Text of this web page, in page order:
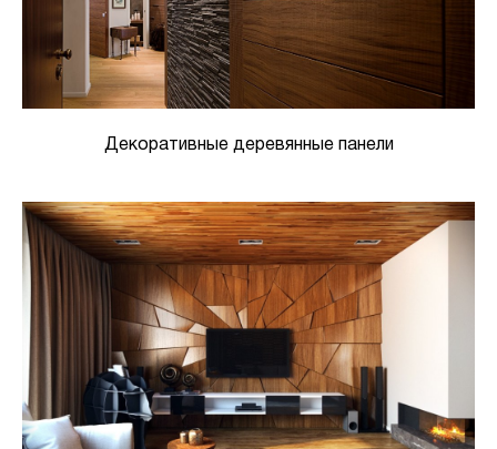
Декоративные деревянные панели